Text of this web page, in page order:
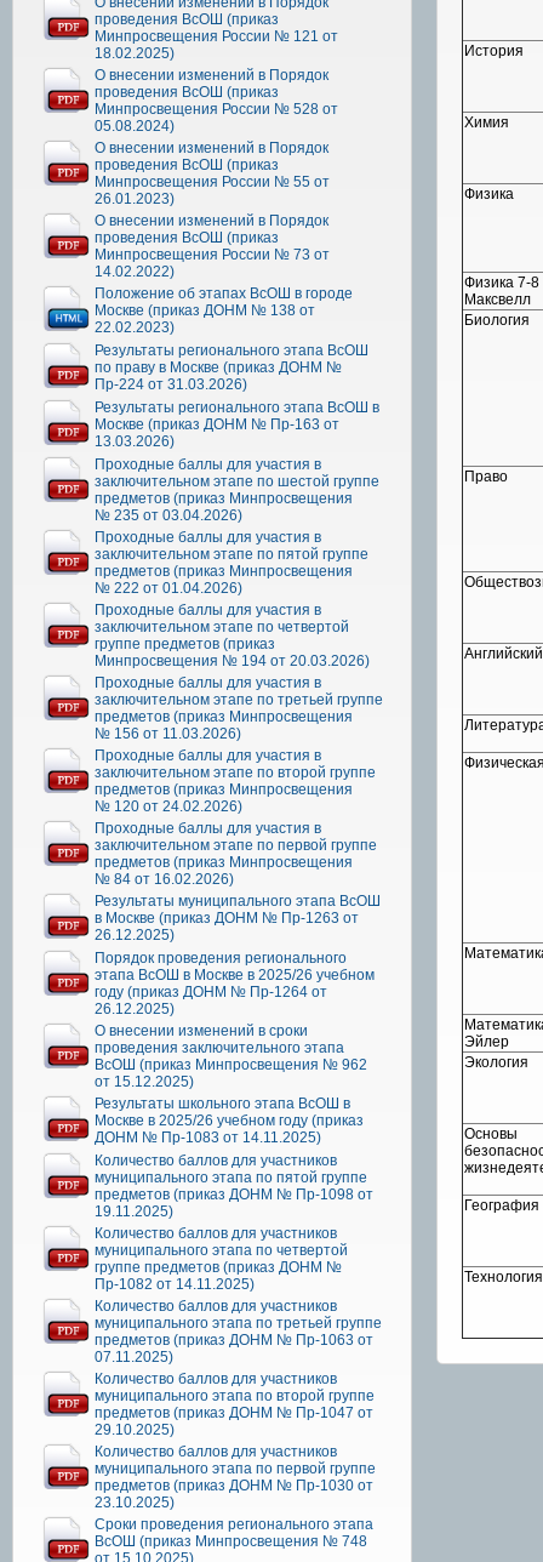
проведения ВсОШ (приказ
Минпросвещения России № 121 от
18.02.2025)
О внесении изменений в Порядок
проведения ВсОШ (приказ
Минпросвещения России № 528 от
05.08.2024)
О внесении изменений в Порядок
проведения ВсОШ (приказ
Минпросвещения России № 55 от
26.01.2023)
О внесении изменений в Порядок
проведения ВсОШ (приказ
Минпросвещения России № 73 от
14.02.2022)
Положение об этапах ВсОШ в городе
Москве (приказ ДОНМ № 138 от
22.02.2023)
Результаты регионального этапа ВсОШ
по праву в Москве (приказ ДОНМ №
Пр-224 от 31.03.2026)
Результаты регионального этапа ВсОШ в
Москве (приказ ДОНМ № Пр-163 от
13.03.2026)
Проходные баллы для участия в
заключительном этапе по шестой группе
предметов (приказ Минпросвещения
№ 235 от 03.04.2026)
Проходные баллы для участия в
заключительном этапе по пятой группе
предметов (приказ Минпросвещения
№ 222 от 01.04.2026)
Проходные баллы для участия в
заключительном этапе по четвертой
группе предметов (приказ
Минпросвещения № 194 от 20.03.2026)
Проходные баллы для участия в
заключительном этапе по третьей группе
предметов (приказ Минпросвещения
№ 156 от 11.03.2026)
Проходные баллы для участия в
заключительном этапе по второй группе
предметов (приказ Минпросвещения
№ 120 от 24.02.2026)
Проходные баллы для участия в
заключительном этапе по первой группе
предметов (приказ Минпросвещения
№ 84 от 16.02.2026)
Результаты муниципального этапа ВсОШ
в Москве (приказ ДОНМ № Пр-1263 от
26.12.2025)
Порядок проведения регионального
этапа ВсОШ в Москве в 2025/26 учебном
году (приказ ДОНМ № Пр-1264 от
26.12.2025)
О внесении изменений в сроки
проведения заключительного этапа
ВсОШ (приказ Минпросвещения № 962
от 15.12.2025)
Результаты школьного этапа ВсОШ в
Москве в 2025/26 учебном году (приказ
ДОНМ № Пр-1083 от 14.11.2025)
Количество баллов для участников
муниципального этапа по пятой группе
предметов (приказ ДОНМ № Пр-1098 от
19.11.2025)
Количество баллов для участников
муниципального этапа по четвертой
группе предметов (приказ ДОНМ №
Пр-1082 от 14.11.2025)
Количество баллов для участников
муниципального этапа по третьей группе
предметов (приказ ДОНМ № Пр-1063 от
07.11.2025)
Количество баллов для участников
муниципального этапа по второй группе
предметов (приказ ДОНМ № Пр-1047 от
29.10.2025)
Количество баллов для участников
муниципального этапа по первой группе
предметов (приказ ДОНМ № Пр-1030 от
23.10.2025)
Сроки проведения регионального этапа
ВсОШ (приказ Минпросвещения № 748
от 15.10.2025)
История
Химия
Физика
Физика 7-8
Максвелл
Биология
Право
Эйлер
Экология
Основы
География
Технология